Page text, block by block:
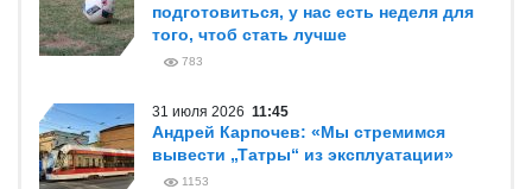
подготовиться, у нас есть неделя для
того, чтоб стать лучше
783
31 июля 2026 11:45
Андрей Карпочев: «Мы стремимся
вывести „Татры“ из эксплуатации»
1153